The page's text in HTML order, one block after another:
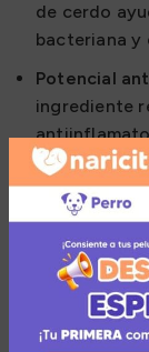
de cerdo
bacteriana y
Potencial
ingrediente
sistema
Refuerzo
receta
para
altas.
Pureza